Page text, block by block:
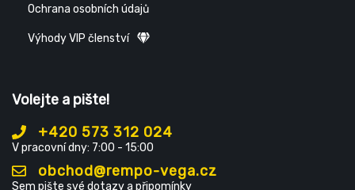
Ochrana osobních údajů
Výhody VIP členství
Volejte a pište!
+420 573 312 024
V pracovní dny: 7:00 - 15:00
obchod@rempo-vega.cz
Sem pište své dotazy a připomínky